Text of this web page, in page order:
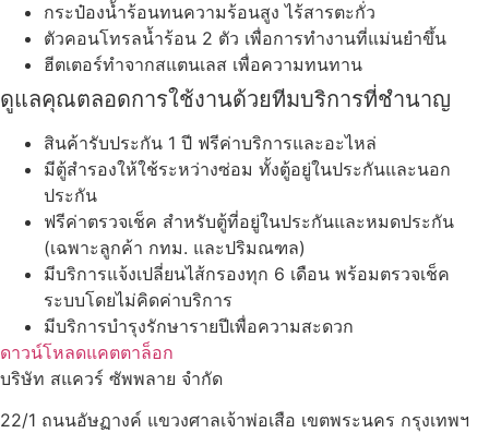
กระป๋องน้ำร้อนทนความร้อนสูง ไร้สารตะกั่ว
ตัวคอนโทรลน้ำร้อน 2 ตัว เพื่อการทำงานที่แม่นยำขึ้น
ฮีตเตอร์ทำจากสแตนเลส เพื่อความทนทาน
ดูแลคุณตลอดการใช้งานด้วยทีมบริการที่ชำนาญ
สินค้ารับประกัน 1 ปี ฟรีค่าบริการและอะไหล่
มีตู้สำรองให้ใช้ระหว่างซ่อม ทั้งตู้อยู่ในประกันและนอก
ประกัน
ฟรีค่าตรวจเช็ค สำหรับตู้ที่อยู่ในประกันและหมดประกัน
(เฉพาะลูกค้า กทม. และปริมณฑล)
มีบริการแจ้งเปลี่ยนไส้กรองทุก 6 เดือน พร้อมตรวจเช็ค
ระบบโดยไม่คิดค่าบริการ
มีบริการบำรุงรักษารายปีเพื่อความสะดวก
ดาวน์โหลดแคตตาล็อก
บริษัท สแควร์ ซัพพลาย จำกัด
22/1 ถนนอัษฏางค์ แขวงศาลเจ้าพ่อเสือ เขตพระนคร กรุงเทพฯ